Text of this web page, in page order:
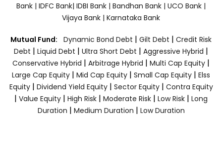
Bank | IDFC Bank| IDBI Bank | Bandhan Bank | UCO Bank |
Vijaya Bank | Karnataka Bank
Mutual Fund: Dynamic Bond Debt | Gilt Debt | Credit Risk
Debt | Liquid Debt | Ultra Short Debt | Aggressive Hybrid |
Conservative Hybrid | Arbitrage Hybrid | Multi Cap Equity |
Large Cap Equity | Mid Cap Equity | Small Cap Equity | Elss
Equity| Dividend Yield Equity| Sector Equity | Contra Equity
| Value Equity | High Risk | Moderate Risk | Low Risk | Long
Duration | Medium Duration | Low Duration